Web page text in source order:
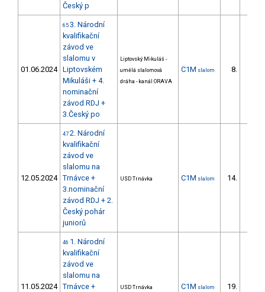
Český p
01.06.2024
65 3. Národní
kvalifikační
závod ve
slalomu v
Liptovském
Mikuláši + 4.
nominační
závod RDJ +
3.Český po
Liptovský Mikuláš -
umělá slalomová
dráha - kanál ORAVA
C1M slalom 8.
12.05.2024
47 2. Národní
kvalifikační
závod ve
slalomu na
Trnávce +
3.nominační
závod RDJ + 2.
Český pohár
juniorů
USD Trnávka C1M slalom 14.
11.05.2024
46 1. Národní
kvalifikační
závod ve
slalomu na
Trnávce +
USD Trnávka C1M slalom 19.